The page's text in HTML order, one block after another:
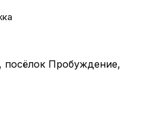
посёлок Пробуждение,